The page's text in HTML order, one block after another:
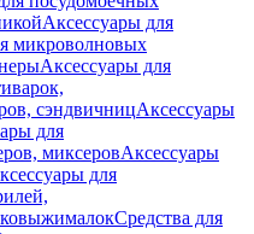
Аксессуары для
микроволновых
Аксессуары для
сэндвичницАксессуары
для
миксеровАксессуары
для
Средства для